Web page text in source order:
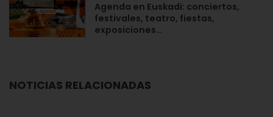
Agenda en Euskadi: conciertos,
festivales, teatro, fiestas,
exposiciones…
NOTICIAS RELACIONADAS